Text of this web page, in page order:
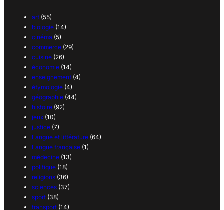
art (55)
biologie (14)
cinéma (5)
commerce (29)
cuisine (26)
économie (14)
enseignement (4)
étymologie (4)
géographie (44)
histoire (92)
jeux (10)
justice (7)
Langue et littérature (64)
Langue française (1)
médecine (13)
politique (18)
religions (36)
sciences (37)
sport (38)
transport (14)